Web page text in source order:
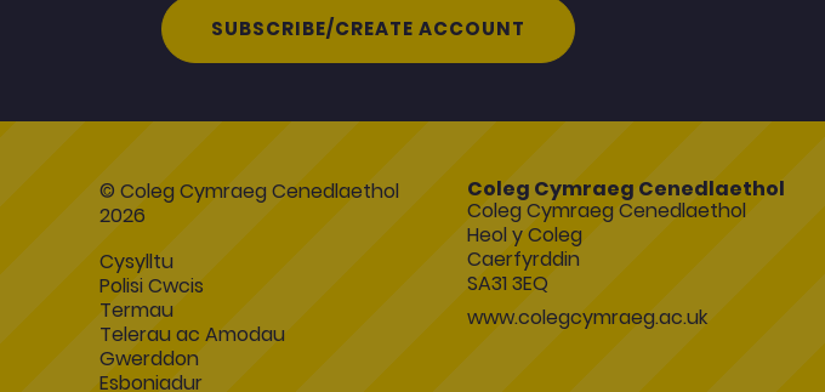
SUBSCRIBE/CREATE ACCOUNT
© Coleg Cymraeg Cenedlaethol
2026
Cysylltu
Polisi Cwcis
Termau
Telerau ac Amodau
Gwerddon
Esboniadur
Coleg Cymraeg Cenedlaethol
Coleg Cymraeg Cenedlaethol
Heol y Coleg
Caerfyrddin
SA31 3EQ
www.colegcymraeg.ac.uk